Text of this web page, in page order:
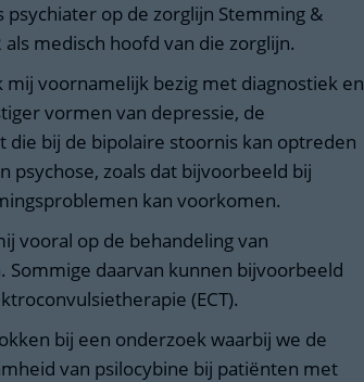
psychiater op de zorglijn Stemming &
als medisch hoofd van die zorglijn.
mij voornamelijk bezig met diagnostiek en
vormen van depressie, de
die bij de bipolaire stoornis kan optreden
psychose, zoals dat bijvoorbeeld bij
kan voorkomen.
vooral op de behandeling van
Sommige daarvan kunnen bijvoorbeeld
(ECT).
bij een onderzoek waarbij we de
van psilocybine bij patiënten met